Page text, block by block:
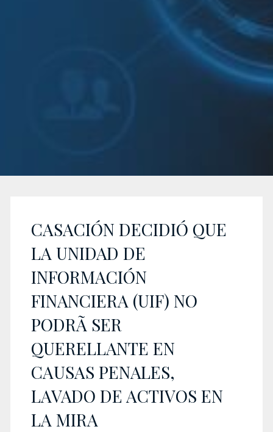
CASACIÓN DECIDIÓ QUE
LA UNIDAD DE
INFORMACIÓN
FINANCIERA (UIF) NO
PODRÃ SER
QUERELLANTE EN
CAUSAS PENALES,
LAVADO DE ACTIVOS EN
LA MIRA